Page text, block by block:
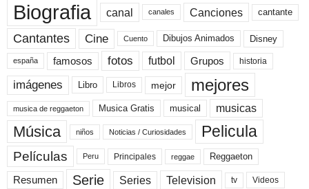
Biografia canal canales Canciones cantante
Cantantes Cine Cuento Dibujos Animados Disney
españa famosos fotos futbol Grupos historia
imágenes Libro Libros mejor mejores
musica de reggaeton Musica Gratis musical musicas
Música niños Noticias / Curiosidades Pelicula
Películas Peru Principales reggae Reggaeton
Resumen Serie Series Television tv Videos